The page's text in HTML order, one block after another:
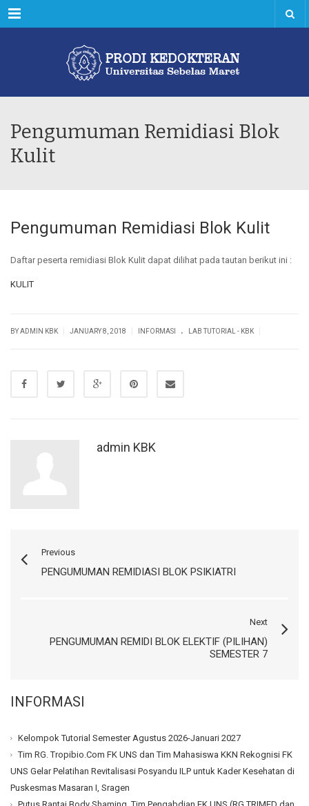
Menu
Pengumuman Remidiasi Blok
Kulit
Pengumuman Remidiasi Blok Kulit
Daftar peserta remidiasi Blok Kulit dapat dilihat pada tautan berikut ini :
KULIT
BY ADMIN KBK JANUARY 8, 2018 INFORMASI . LAB TUTORIAL - KBK
admin KBK
Previous
PENGUMUMAN REMIDIASI BLOK PSIKIATRI
Next
PENGUMUMAN REMIDI BLOK ELEKTIF (PILIHAN)
SEMESTER 7
INFORMASI
Kelompok Tutorial Semester Agustus 2026-Januari 2027
Tim RG. Tropibio.Com FK UNS dan Tim Mahasiswa KKN Rekognisi FK
UNS Gelar Pelatihan Revitalisasi Posyandu ILP untuk Kader Kesehatan di
Puskesmas Masaran I, Sragen